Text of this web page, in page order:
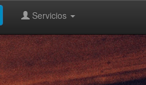
Servicios